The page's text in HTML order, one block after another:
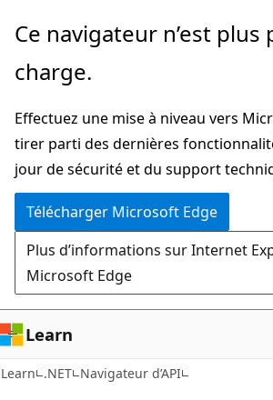
Passer
directement
au
principal
Passer
la
dans
la
page
Ce navigateur n’est plus
charge.
Effectuez une mise à niveau vers
tirer parti des dernières
jour de sécurité et du support
Télécharger Microsoft Edge
Plus d’informations sur Internet
Microsoft Edge
Learn
Learn .NET Navigateur d’API